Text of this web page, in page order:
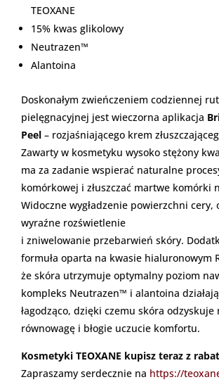
TEOXANE
15% kwas glikolowy
Neutrazen™
Alantoina
Doskonałym zwieńczeniem codziennej
pielęgnacyjnej jest wieczorna aplikacja
Peel – rozjaśniającego krem
Zawarty w kosmetyku wysoko stężony
ma za zadanie wspierać naturalne
komórkowej i złuszczać martwe komórki
Widoczne wygładzenie powierzchni cery,
wyraźne rozświetlenie
i zniwelowanie przebarwień skóry.
formuła oparta na kwasie hialuronowym
że skóra utrzymuje optymalny poziom
kompleks Neutrazen™ i alantoina
łagodząco, dzięki czemu skóra
równowagę i błogie uczucie komfortu.
Kosmetyki TEOXANE kupisz teraz z
Zapraszamy serdecznie na https://